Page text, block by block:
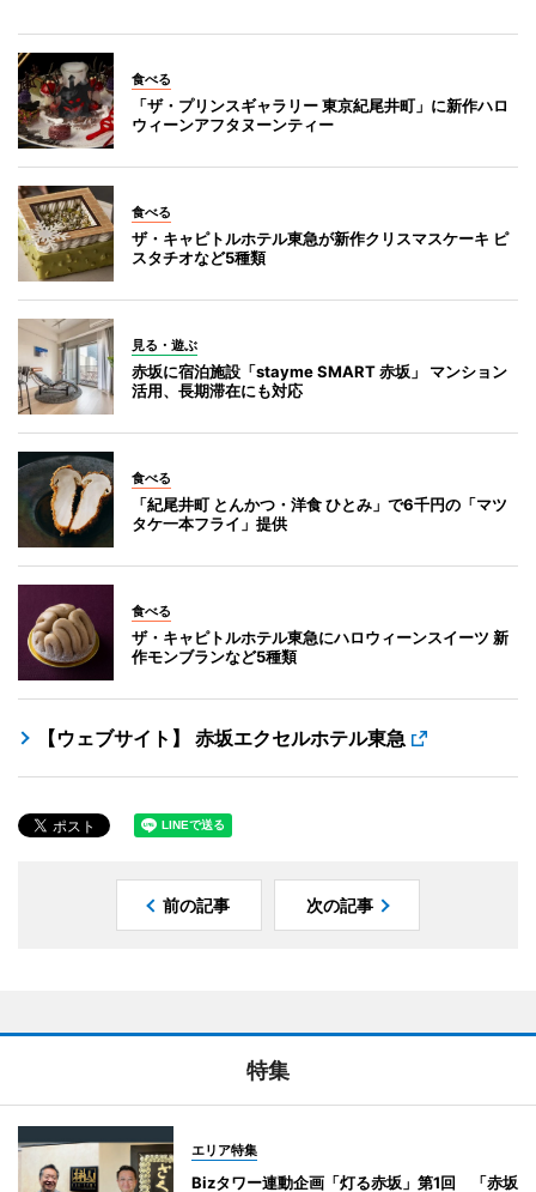
食べる
「ザ・プリンスギャラリー 東京紀尾井町」に新作ハロ
ウィーンアフタヌーンティー
食べる
ザ・キャピトルホテル東急が新作クリスマスケーキ ピ
スタチオなど5種類
見る・遊ぶ
赤坂に宿泊施設「stayme SMART 赤坂」 マンション
活用、長期滞在にも対応
食べる
「紀尾井町 とんかつ・洋食 ひとみ」で6千円の「マツ
タケ一本フライ」提供
食べる
ザ・キャピトルホテル東急にハロウィーンスイーツ 新
作モンブランなど5種類
【ウェブサイト】 赤坂エクセルホテル東急
前の記事 次の記事
特集
エリア特集
Bizタワー連動企画「灯る赤坂」第1回 「赤坂